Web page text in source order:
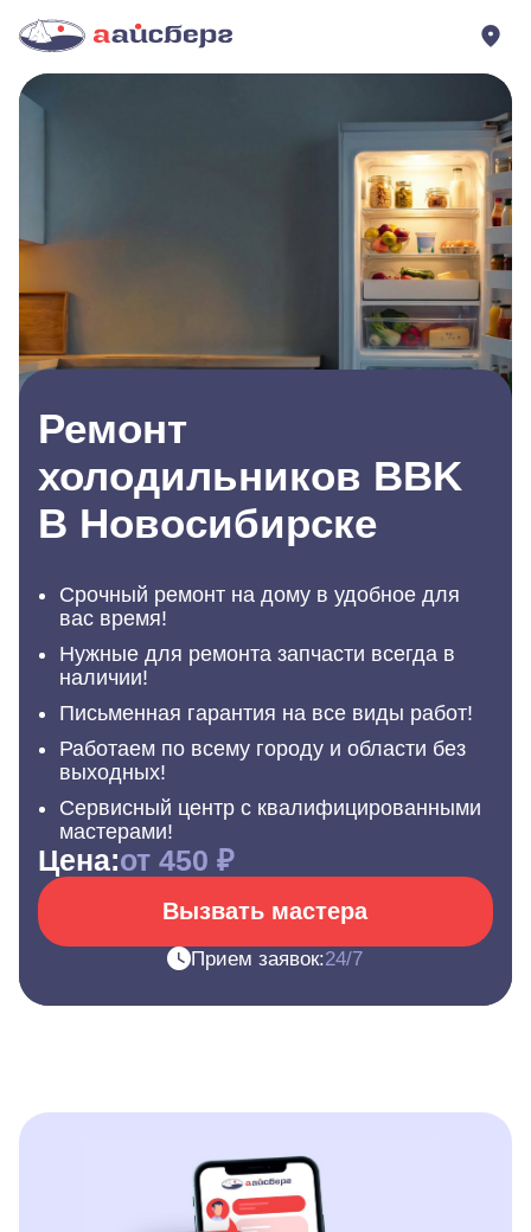
Ремонт
холодильников BBK
В Новосибирске
Срочный ремонт на дому в удобное для
вас время!
Нужные для ремонта запчасти всегда в
наличии!
Письменная гарантия на все виды работ!
Работаем по всему городу и области без
выходных!
Сервисный центр с квалифицированными
мастерами!
Цена:от 450 ₽
Вызвать мастера
Прием заявок:24/7